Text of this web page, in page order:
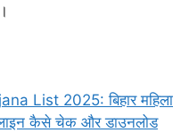
List 2025: बिहार महिला
कैसे चेक और डाउनलोड